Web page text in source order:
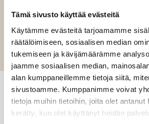
Tämä sivusto käyttää evästeitä
Käytämme evästeitä tarjoamamme
räätälöimiseen, sosiaalisen median
tukemiseen ja kävijämäärämme
jaamme sosiaalisen median,
alan kumppaneillemme tietoja siitä,
sivustoamme. Kumppanimme voivat
tietoja muihin tietoihin, joita olet antanut
kerätty, kun olet käyttänyt heidän
n
v
ä
i
l
h
t
e
n
s
t
a
Kovakantinen kirja
i
r
j
a
.
f
i
A
Mediassa